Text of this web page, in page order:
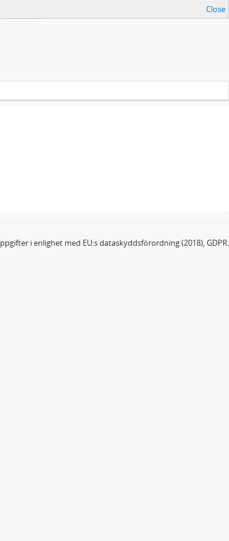
Close
i enlighet med EU:s dataskyddsförordning (2018), GDPR.